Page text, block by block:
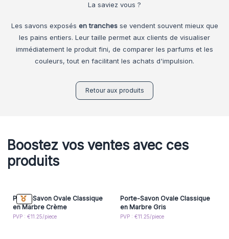
La saviez vous ?
Les savons exposés en tranchesse vendent souvent mieux que
les pains entiers. Leur taille permet aux clients de visualiser
immédiatement le produit fini, de comparer les parfums et les
couleurs, tout en facilitant les achats d'impulsion.
Retour aux produits
Boostez vos ventes avec ces
produits
Porte-Savon Ovale Classique
en Marbre Crème
PVP : €11.25/piece
Porte-Savon Ovale Classique
en Marbre Gris
PVP : €11.25/piece